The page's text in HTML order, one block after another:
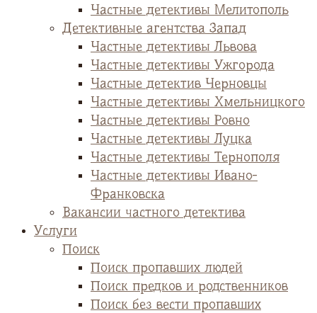
Частные детективы Мелитополь
Детективные агентства Запад
Частные детективы Львова
Частные детективы Ужгорода
Частные детектив Черновцы
Частные детективы Хмельницкого
Частные детективы Ровно
Частные детективы Луцка
Частные детективы Тернополя
Частные детективы Ивано-
Франковска
Вакансии частного детектива
Услуги
Поиск
Поиск пропавших людей
Поиск предков и родственников
Поиск без вести пропавших